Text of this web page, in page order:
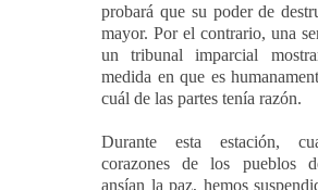
probará que su poder de
mayor. Por el contrario, una
un tribunal imparcial
medida en que es
cuál de las partes tenía razón.
Durante esta estación,
corazones de los pueblos
ansían la paz, hemos